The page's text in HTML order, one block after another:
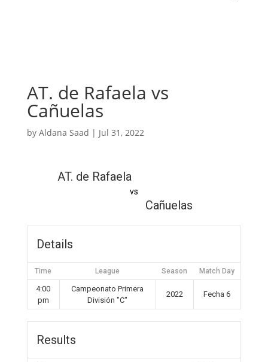
AT. de Rafaela vs
Cañuelas
by Aldana Saad | Jul 31, 2022
AT. de Rafaela
vs
Cañuelas
Details
Time League Season Match Day
4:00
pm
Campeonato Primera
División "C"
2022 Fecha 6
Results